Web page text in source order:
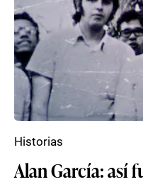
Alan García: así
Historias